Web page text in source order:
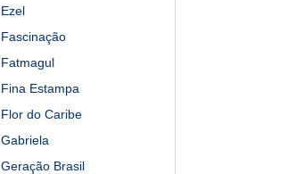
Ezel
Fascinação
Fatmagul
Fina Estampa
Flor do Caribe
Gabriela
Geração Brasil